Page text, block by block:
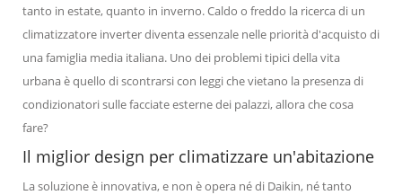
tanto in estate, quanto in inverno. Caldo o freddo la ricerca di un
climatizzatore inverter diventa essenzale nelle priorità d'acquisto di
una famiglia media italiana. Uno dei problemi tipici della vita
urbana è quello di scontrarsi con leggi che vietano la presenza di
condizionatori sulle facciate esterne dei palazzi, allora che cosa
fare?
Il miglior design per climatizzare un'abitazione
La soluzione è innovativa, e non è opera né di Daikin, né tanto